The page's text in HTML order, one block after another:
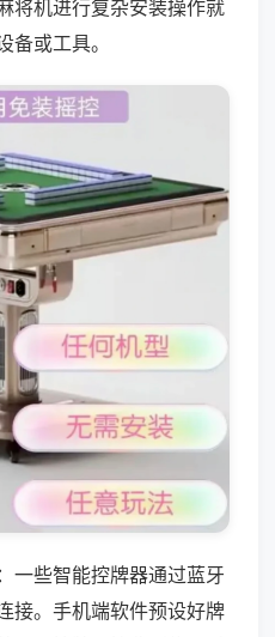
将机进行复杂安装操作就
备或工具。
一些智能控牌器通过蓝牙
接。手机端软件预设好牌